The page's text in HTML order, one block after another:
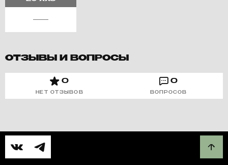
ОТЗЫВЫ И ВОПРОСЫ
0
НЕТ ОТЗЫВОВ
0
ВОПРОСОВ